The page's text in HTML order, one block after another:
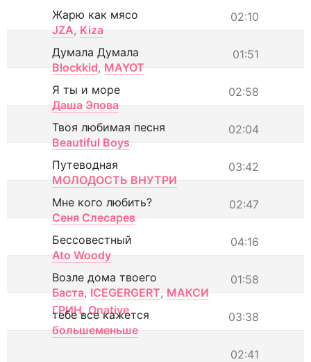
02:10
Жарю как мясо
JZA, Kiza
01:51
Думала Думала
Blockkid, MAYOT
02:58
Я ты и море
Даша Эпова
02:04
Твоя любимая песня
Beautiful Boys
03:42
Путеводная
МОЛОДОСТЬ ВНУТРИ
02:47
Мне кого любить?
Сеня Слесарев
04:16
Бессовестный
Ato Woody
01:58
Возле дома твоего
Баста, ICEGERGERT, МАКСИ
ГРИН, Onative 03:38
тебе все кажется
большеменьше
02:41